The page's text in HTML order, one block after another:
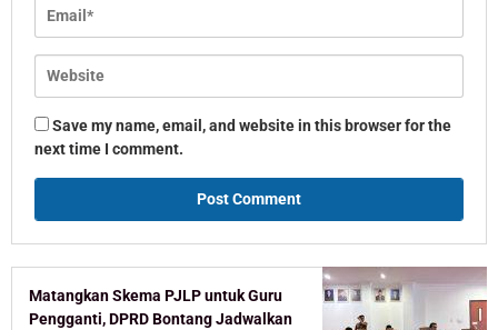
Save my name, email, and website in this browser for the
next time I comment.
Matangkan Skema PJLP untuk Guru
Pengganti, DPRD Bontang Jadwalkan